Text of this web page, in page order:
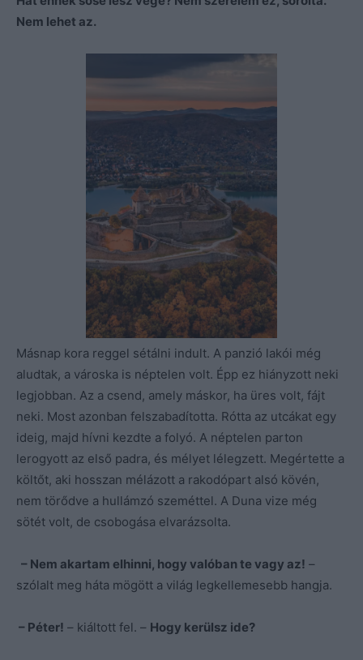
Nem lehet az.
Másnap kora reggel sétálni indult. A panzió lakói még
aludtak, a városka is néptelen volt. Épp ez hiányzott neki
legjobban. Az a csend, amely máskor, ha üres volt, fájt
neki. Most azonban felszabadította. Rótta az utcákat egy
ideig, majd hívni kezdte a folyó. A néptelen parton
lerogyott az első padra, és mélyet lélegzett. Megértette a
költőt, aki hosszan mélázott a rakodópart alsó kövén,
nem törődve a hullámzó szeméttel. A Duna vize még
sötét volt, de csobogása elvarázsolta.
– Nem akartam elhinni, hogy valóban te vagy az! –
szólalt meg háta mögött a világ legkellemesebb hangja.
– Péter! – kiáltott fel. – Hogy kerülsz ide?